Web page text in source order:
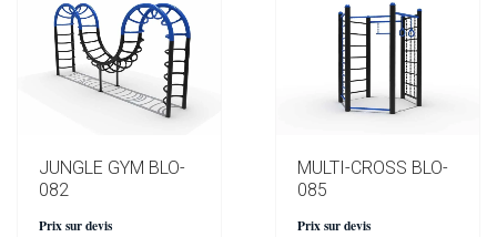
JUNGLE GYM BLO-
082
Prix sur devis
MULTI-CROSS BLO-
085
Prix sur devis